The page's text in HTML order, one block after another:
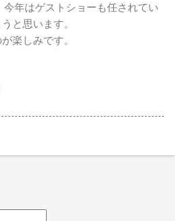
年はゲストショーも任されてい
と思います。
楽しみです。